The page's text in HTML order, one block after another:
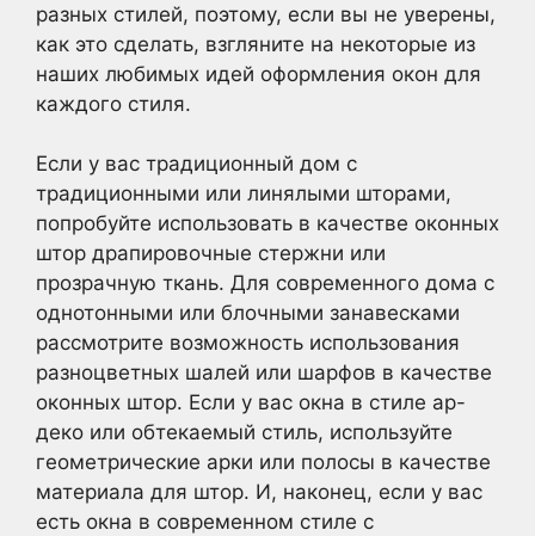
разных стилей, поэтому, если вы не уверены,
как это сделать, взгляните на некоторые из
наших любимых идей оформления окон для
каждого стиля.
Если у вас традиционный дом с
традиционными или линялыми шторами,
попробуйте использовать в качестве оконных
штор драпировочные стержни или
прозрачную ткань. Для современного дома с
однотонными или блочными занавесками
рассмотрите возможность использования
разноцветных шалей или шарфов в качестве
оконных штор. Если у вас окна в стиле ар-
деко или обтекаемый стиль, используйте
геометрические арки или полосы в качестве
материала для штор. И, наконец, если у вас
есть окна в современном стиле с